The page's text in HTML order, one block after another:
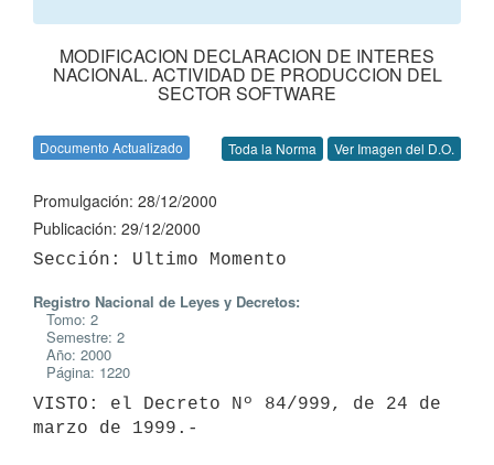
MODIFICACION DECLARACION DE INTERES
NACIONAL. ACTIVIDAD DE PRODUCCION DEL
SECTOR SOFTWARE
Documento Actualizado Toda la Norma Ver Imagen del D.O.
Promulgación: 28/12/2000
Publicación: 29/12/2000
Registro Nacional de Leyes y Decretos:
Tomo: 2
Semestre: 2
Año: 2000
Página: 1220
VISTO: el Decreto Nº 84/999, de 24 de
marzo de 1999.-